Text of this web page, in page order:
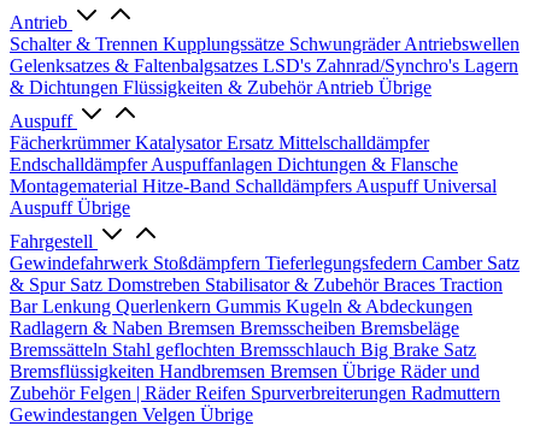
Antrieb
Schalter & Trennen Kupplungssätze SchwungräderAntriebswellen
Gelenksatzes & Faltenbalgsatzes LSD's Zahnrad/Synchro's Lagern
& Dichtungen Flüssigkeiten & ZubehörAntrieb Übrige
Auspuff
FächerkrümmerKatalysator Ersatz Mittelschalldämpfer
EndschalldämpferAuspuffanlagen Dichtungen & Flansche
Montagematerial Hitze-Band Schalldämpfers Auspuff Universal
Auspuff Übrige
Fahrgestell
Gewindefahrwerk Stoßdämpfern Tieferlegungsfedern Camber Satz
& Spur Satz Domstreben Stabilisator & ZubehörBraces Traction
BarLenkung Querlenkern Gummis Kugeln & Abdeckungen
Radlagern & Naben Bremsen Bremsscheiben Bremsbeläge
Bremssätteln Stahl geflochten Bremsschlauch Big Brake Satz
Bremsflüssigkeiten Handbremsen Bremsen Übrige Räder und
ZubehörFelgen | RäderReifen Spurverbreiterungen Radmuttern
Gewindestangen Velgen Übrige